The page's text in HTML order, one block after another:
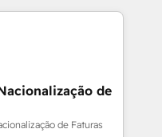
by companies across
across all
more. Custom
built for
de
de Faturas